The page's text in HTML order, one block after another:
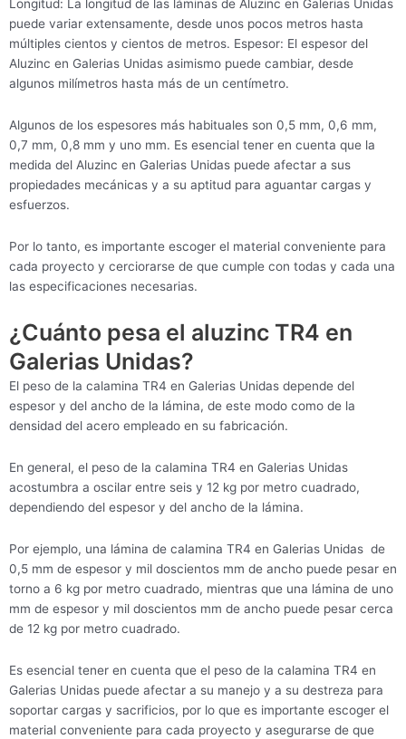
Longitud: La longitud de las láminas de Aluzinc en Galerias Unidas
puede variar extensamente, desde unos pocos metros hasta
múltiples cientos y cientos de metros. Espesor: El espesor del
Aluzinc en Galerias Unidas asimismo puede cambiar, desde
algunos milímetros hasta más de un centímetro.
Algunos de los espesores más habituales son 0,5 mm, 0,6 mm,
0,7 mm, 0,8 mm y uno mm. Es esencial tener en cuenta que la
medida del Aluzinc en Galerias Unidas puede afectar a sus
propiedades mecánicas y a su aptitud para aguantar cargas y
esfuerzos.
Por lo tanto, es importante escoger el material conveniente para
cada proyecto y cerciorarse de que cumple con todas y cada una
las especificaciones necesarias.
¿Cuánto pesa el aluzinc TR4 en
Galerias Unidas?
El peso de la calamina TR4 en Galerias Unidas depende del
espesor y del ancho de la lámina, de este modo como de la
densidad del acero empleado en su fabricación.
En general, el peso de la calamina TR4 en Galerias Unidas
acostumbra a oscilar entre seis y 12 kg por metro cuadrado,
dependiendo del espesor y del ancho de la lámina.
Por ejemplo, una lámina de calamina TR4 en Galerias Unidas de
0,5 mm de espesor y mil doscientos mm de ancho puede pesar en
torno a 6 kg por metro cuadrado, mientras que una lámina de uno
mm de espesor y mil doscientos mm de ancho puede pesar cerca
de 12 kg por metro cuadrado.
Es esencial tener en cuenta que el peso de la calamina TR4 en
Galerias Unidas puede afectar a su manejo y a su destreza para
soportar cargas y sacrificios, por lo que es importante escoger el
material conveniente para cada proyecto y asegurarse de que